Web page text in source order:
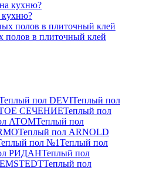
кухню?
полов в плиточный клей
пол DEVIТеплый пол
СЕЧЕНИЕТеплый пол
ATOMТеплый пол
Теплый пол ARNOLD
пол №1Теплый пол
РИДАНТеплый пол
Теплый пол